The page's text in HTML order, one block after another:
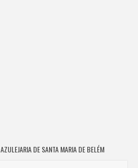
AZULEJARIA DE SANTA MARIA DE BELÉM